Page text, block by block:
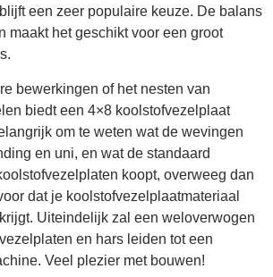
een zeer populaire keuze. De balans
maakt het geschikt voor een groot
bewerkingen of het nesten van
biedt een 4×8 koolstofvezelplaat
om te weten wat de wevingen
en uni, en wat de standaard
koopt, overweeg dan
dat je koolstofvezelplaatmateriaal
Uiteindelijk zal een weloverwogen
en hars leiden tot een
Veel plezier met bouwen!